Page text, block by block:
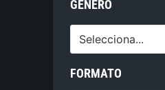
GENERO
Selecciona...
FORMATO